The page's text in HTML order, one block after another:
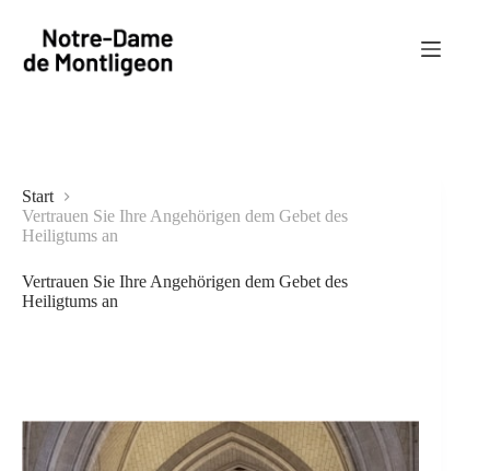
springen
Start
Vertrauen Sie Ihre Angehörigen dem Gebet des
Heiligtums an
Vertrauen Sie Ihre Angehörigen dem Gebet des
Heiligtums an